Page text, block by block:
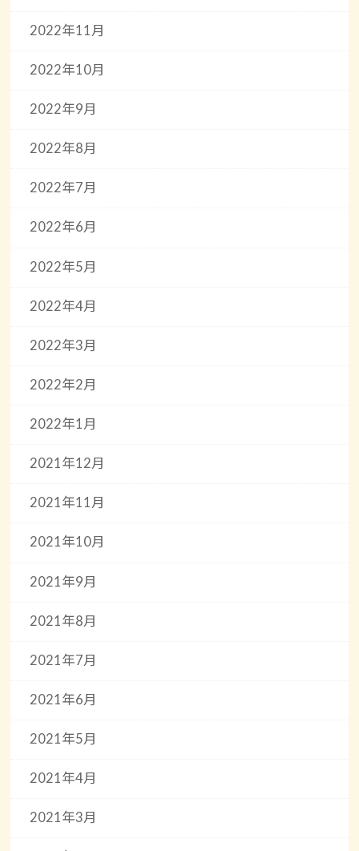
2022年11月
2022年10月
2022年9月
2022年8月
2022年7月
2022年6月
2022年5月
2022年4月
2022年3月
2022年2月
2022年1月
2021年12月
2021年11月
2021年10月
2021年9月
2021年8月
2021年7月
2021年6月
2021年5月
2021年4月
2021年3月